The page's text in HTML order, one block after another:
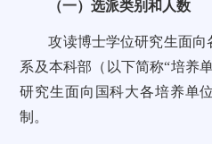
（一）选派类别和人数
攻读博士学位研究生面向
系及本科部（以下简称“培养
研究生面向国科大各培养单
制。